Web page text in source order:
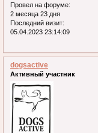
Провел на форуме:
2 месяца 23 дня
Последний визит:
05.04.2023 23:14:09
dogsactive
Активный участник